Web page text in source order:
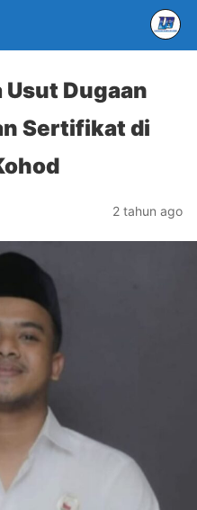
Dugaan
Sertifikat di
2 tahun ago